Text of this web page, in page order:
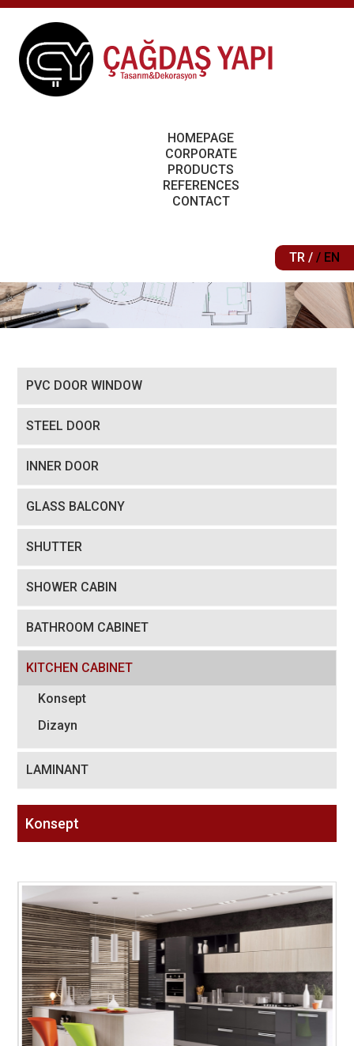
HOMEPAGE
CORPORATE
PRODUCTS
REFERENCES
CONTACT
TR / / EN
PVC DOOR WINDOW
STEEL DOOR
INNER DOOR
GLASS BALCONY
SHUTTER
SHOWER CABIN
BATHROOM CABINET
KITCHEN CABINET
Konsept
Dizayn
LAMINANT
Konsept